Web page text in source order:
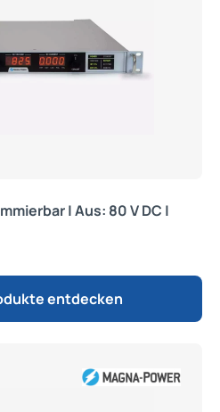
| Aus: 80 V DC |
entdecken